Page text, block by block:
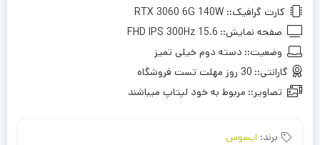
کارت گرافیک:: RTX 3060 6G 140W
صفحه نمایش:: 15.6 FHD IPS 300Hz
وضعیت:: دسته دوم خیلی تمیز
گارانتی:: 30 روز مهلت تست فروشگاه
تصاویر:: مربوط به خود لپتاپ میباشند
برند: ایسوس